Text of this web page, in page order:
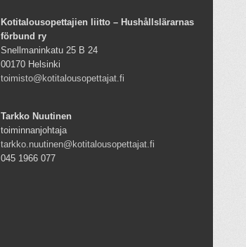
Kotitalousopettajien liitto – Hushållslärarnas
förbund ry
Snellmaninkatu 25 B 24
00170 Helsinki
toimisto@kotitalousopettajat.fi
Tarkko Nuutinen
toiminnanjohtaja
tarkko.nuutinen@kotitalousopettajat.fi
045 1966 077